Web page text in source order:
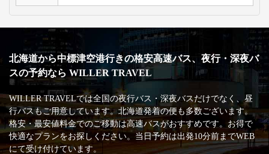
北海道から中標津空港行きの格安高速バス、夜行・深夜バ
スの予約なら WILLER TRAVEL
WILLER TRAVELでは全国の夜行バス・深夜バスだけでなく、昼
行バスもご用意しています。北海道発着の便も多数ございます。
格安・最安値料金でのご移動は高速バスがおすすめです。お得で
快適なプランをお探しください。当日予約は出発10分前までWEB
にて受け付けています。